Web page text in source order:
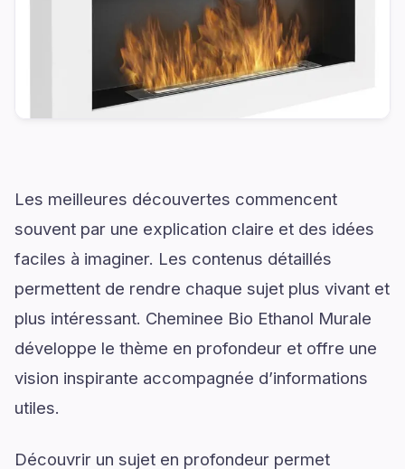
Les meilleures découvertes commencent
souvent par une explication claire et des idées
faciles à imaginer. Les contenus détaillés
permettent de rendre chaque sujet plus vivant et
plus intéressant. Cheminee Bio Ethanol Murale
développe le thème en profondeur et offre une
vision inspirante accompagnée d’informations
utiles.
Découvrir un sujet en profondeur permet